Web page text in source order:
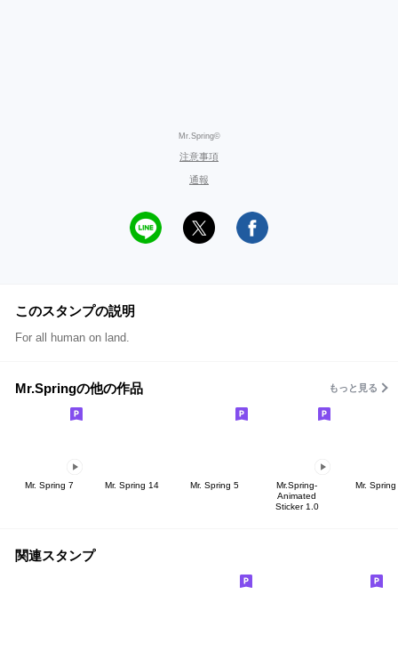
Mr.Spring©
注意事項
通報
このスタンプの説明
For all human on land.
Mr.Springの他の作品 もっと見る
Mr. Spring 7 Mr. Spring 14 Mr. Spring 5
Mr.Spring-
Animated
Sticker 1.0
Mr. Spring
関連スタンプ